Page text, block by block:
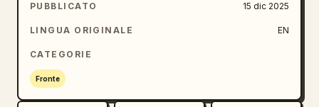
PUBBLICATO 15 dic 2025
LINGUA ORIGINALE EN
CATEGORIE
Fronte